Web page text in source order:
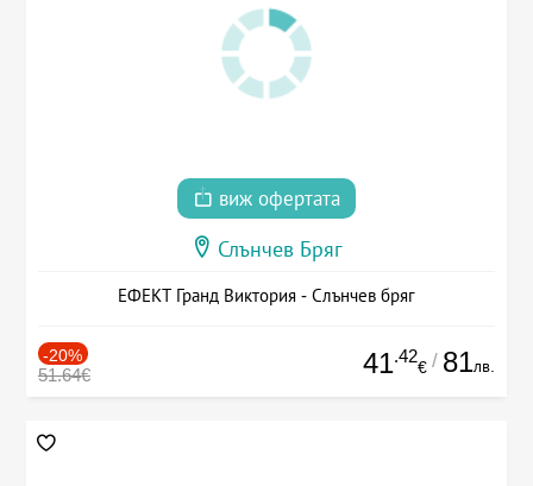
виж офертата
Слънчев Бряг
ЕФЕКТ Гранд Виктория - Слънчев бряг
-20%
51.64€ 41.42
€ / 81лв.